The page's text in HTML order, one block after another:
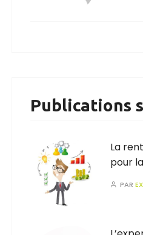
Publications
La
pour
PAR